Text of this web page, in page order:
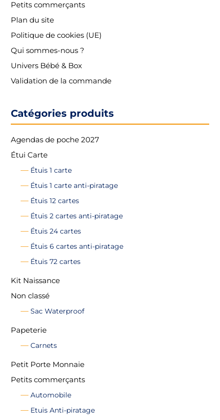
Petits commerçants
Plan du site
Politique de cookies (UE)
Qui sommes-nous ?
Univers Bébé & Box
Validation de la commande
Catégories produits
Agendas de poche 2027
Étui Carte
Étuis 1 carte
Étuis 1 carte anti-piratage
Étuis 12 cartes
Étuis 2 cartes anti-piratage
Étuis 24 cartes
Étuis 6 cartes anti-piratage
Étuis 72 cartes
Kit Naissance
Non classé
Sac Waterproof
Papeterie
Carnets
Petit Porte Monnaie
Petits commerçants
Automobile
Etuis Anti-piratage